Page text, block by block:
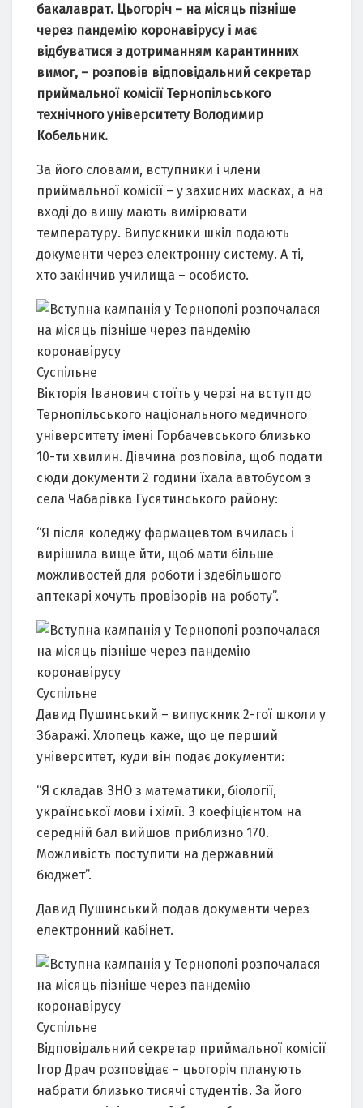
бакалаврат. Цьогоріч – на місяць пізніше
через пандемію коронавірусу і має
відбуватися з дотриманням карантинних
вимог, – розповів відповідальний секретар
приймальної комісії Тернопільського
технічного університету Володимир
Кобельник.
За його словами, вступники і члени
приймальної комісії – у захисних масках, а на
вході до вишу мають вимірювати
температуру. Випускники шкіл подають
документи через електронну систему. А ті,
хто закінчив училища – особисто.
Суспільне
Вікторія Іванович стоїть у черзі на вступ до
Тернопільського національного медичного
університету імені Горбачевського близько
10-ти хвилин. Дівчина розповіла, щоб подати
сюди документи 2 години їхала автобусом з
села Чабарівка Гусятинського району:
“Я після коледжу фармацевтом вчилась і
вирішила вище йти, щоб мати більше
можливостей для роботи і здебільшого
аптекарі хочуть провізорів на роботу”.
Суспільне
Давид Пушинський – випускник 2-гої школи у
Збаражі. Хлопець каже, що це перший
університет, куди він подає документи:
“Я складав ЗНО з математики, біології,
української мови і хімії. З коефіцієнтом на
середній бал вийшов приблизно 170.
Можливість поступити на державний
бюджет”.
Давид Пушинський подав документи через
електронний кабінет.
Суспільне
Відповідальний секретар приймальної комісії
Ігор Драч розповідає – цьогоріч планують
набрати близько тисячі студентів. За його